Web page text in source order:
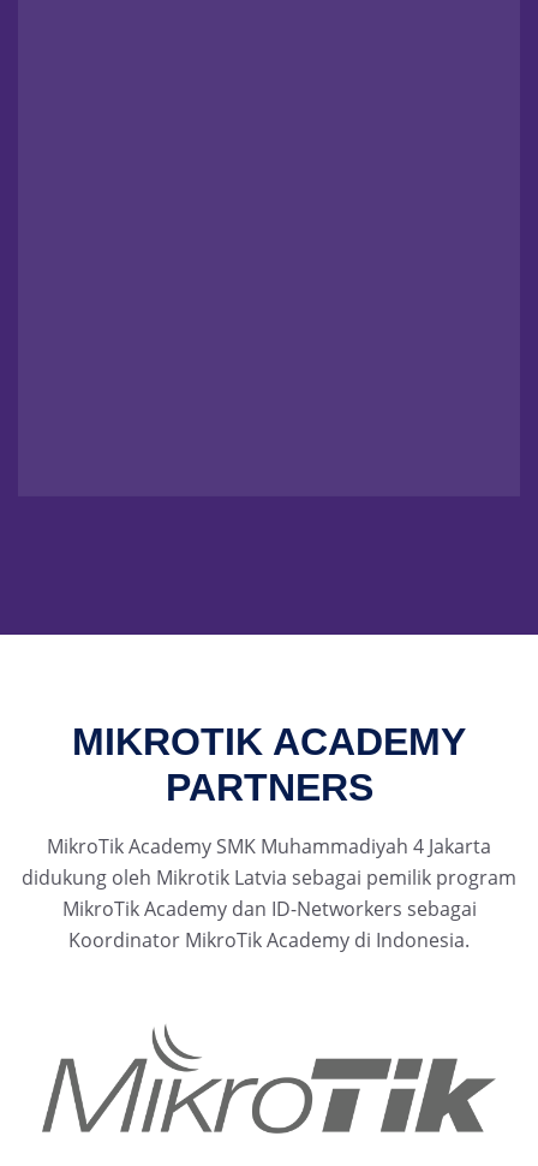
MIKROTIK ACADEMY
PARTNERS
MikroTik Academy SMK Muhammadiyah 4 Jakarta
didukung oleh Mikrotik Latvia sebagai pemilik program
MikroTik Academy dan ID-Networkers sebagai
Koordinator MikroTik Academy di Indonesia.